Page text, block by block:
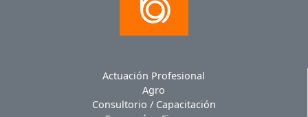
Actuación Profesional
Agro
Consultorio / Capacitación